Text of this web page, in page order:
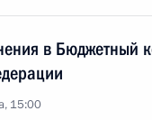
в Бюджетный
15:00